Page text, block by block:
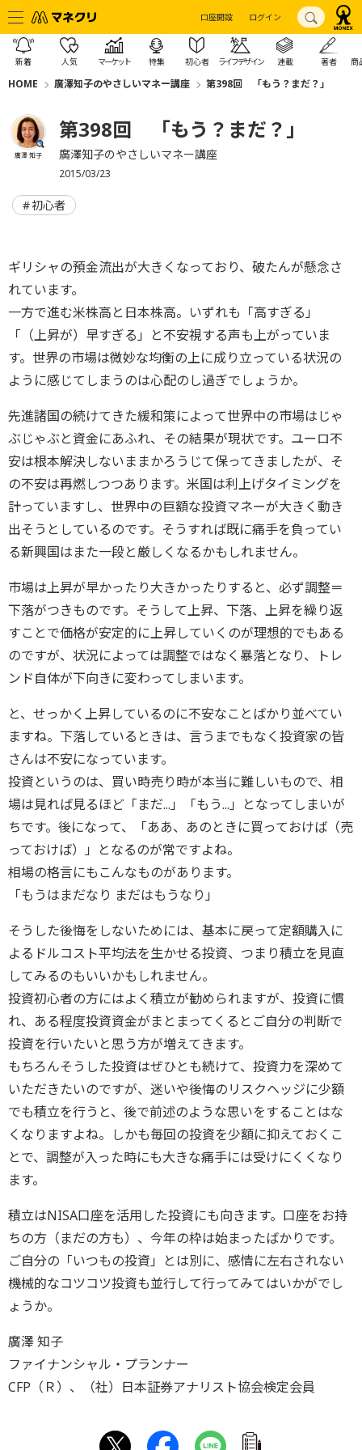
口座開設 ログイン
新着 人気 マーケット 特集 初心者 ライフデザイン 連載 著者 商
HOME 廣澤知子のやさしいマネー講座 第398回 「もう？まだ？」
廣澤 知子
第398回 「もう？まだ？」
廣澤知子のやさしいマネー講座
2015/03/23
初心者
ギリシャの預金流出が大きくなっており、破たんが懸念さ
れています。
一方で進む米株高と日本株高。いずれも「高すぎる」
「（上昇が）早すぎる」と不安視する声も上がっていま
す。世界の市場は微妙な均衡の上に成り立っている状況の
ように感じてしまうのは心配のし過ぎでしょうか。
先進諸国の続けてきた緩和策によって世界中の市場はじゃ
ぶじゃぶと資金にあふれ、その結果が現状です。ユーロ不
安は根本解決しないままかろうじて保ってきましたが、そ
の不安は再燃しつつあります。米国は利上げタイミングを
計っていますし、世界中の巨額な投資マネーが大きく動き
出そうとしているのです。そうすれば既に痛手を負ってい
る新興国はまた一段と厳しくなるかもしれません。
市場は上昇が早かったり大きかったりすると、必ず調整＝
下落がつきものです。そうして上昇、下落、上昇を繰り返
すことで価格が安定的に上昇していくのが理想的でもある
のですが、状況によっては調整ではなく暴落となり、トレ
ンド自体が下向きに変わってしまいます。
と、せっかく上昇しているのに不安なことばかり並べてい
ますね。下落しているときは、言うまでもなく投資家の皆
さんは不安になっています。
投資というのは、買い時売り時が本当に難しいもので、相
場は見れば見るほど「まだ...」「もう...」となってしまいが
ちです。後になって、「ああ、あのときに買っておけば（売
っておけば）」となるのが常ですよね。
相場の格言にもこんなものがあります。
「もうはまだなり まだはもうなり」
そうした後悔をしないためには、基本に戻って定額購入に
よるドルコスト平均法を生かせる投資、つまり積立を見直
してみるのもいいかもしれません。
投資初心者の方にはよく積立が勧められますが、投資に慣
れ、ある程度投資資金がまとまってくるとご自分の判断で
投資を行いたいと思う方が増えてきます。
もちろんそうした投資はぜひとも続けて、投資力を深めて
いただきたいのですが、迷いや後悔のリスクヘッジに少額
でも積立を行うと、後で前述のような思いをすることはな
くなりますよね。しかも毎回の投資を少額に抑えておくこ
とで、調整が入った時にも大きな痛手には受けにくくなり
ます。
積立はNISA口座を活用した投資にも向きます。口座をお持
ちの方（まだの方も）、今年の枠は始まったばかりです。
ご自分の「いつもの投資」とは別に、感情に左右されない
機械的なコツコツ投資も並行して行ってみてはいかがでし
ょうか。
廣澤 知子
ファイナンシャル・プランナー
CFP（Ｒ）、（社）日本証券アナリスト協会検定会員